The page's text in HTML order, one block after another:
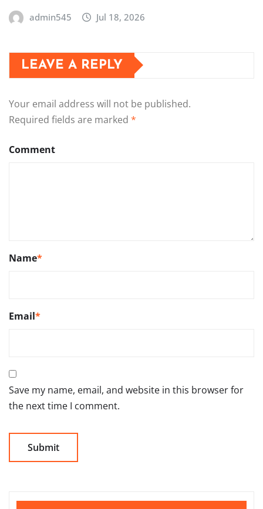
admin545 Jul 18, 2026
LEAVE A REPLY
Your email address will not be published.
Required fields are marked *
Comment
Name*
Email*
Save my name, email, and website in this browser for
the next time I comment.